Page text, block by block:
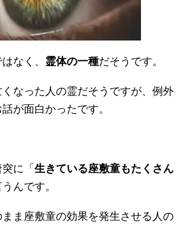
なく、 霊体の一種だそうです。
なった人の霊だそうですが、例外
が面白かったです。
に「 生きている座敷童もたくさん
んです。
ま座敷童の効果を発生させる人の